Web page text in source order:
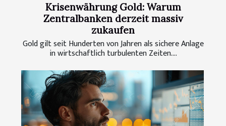
Krisenwährung Gold: Warum
Zentralbanken derzeit massiv
zukaufen
Gold gilt seit Hunderten von Jahren als sichere Anlage
in wirtschaftlich turbulenten Zeiten....